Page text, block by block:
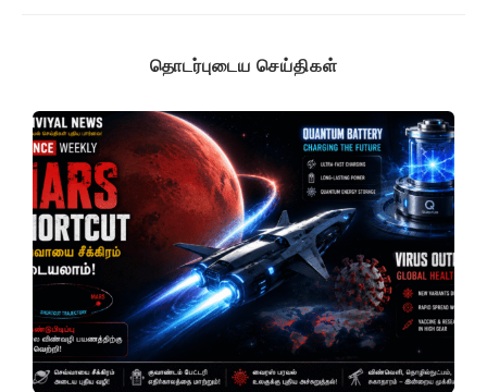
தொடர்புடைய செய்திகள்